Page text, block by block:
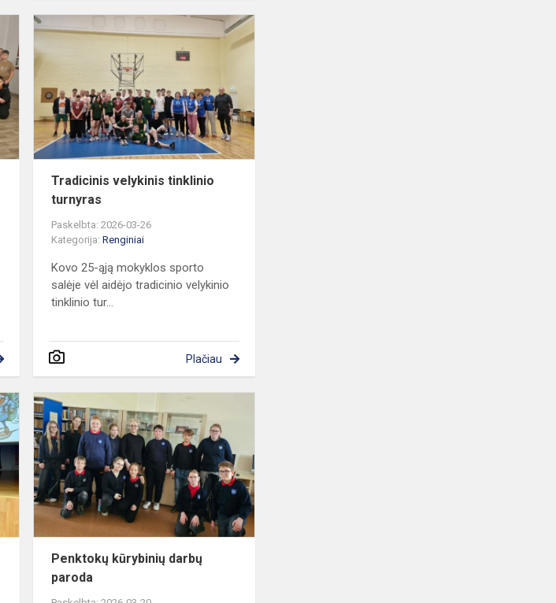
Prasminga
ir
įdomi
šeštokų
išvyka
į
Šiaulių
STEAM
centrą
Tradicinis
velykinis
Tradicinis velykinis tinklinio
turnyras
Paskelbta: 2026-03-26
Kategorija:Renginiai
Kovo 25-ąją mokyklos sporto
salėje vėl aidėjo tradicinio velykinio
tinklinio tur...
Plačiau
Kovo
20
-
oji
pasaulinė
Žemės
paroda
Penktokų kūrybinių darbų
paroda